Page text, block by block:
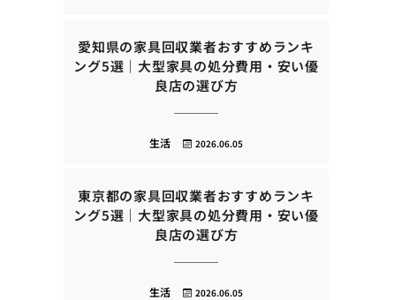
愛知県の家具回収業者おすすめランキ
ング5選｜大型家具の処分費用・安い優
良店の選び方
2026.06.05
生活
東京都の家具回収業者おすすめランキ
ング5選｜大型家具の処分費用・安い優
良店の選び方
2026.06.05
生活